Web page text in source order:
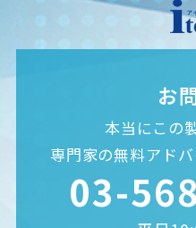
お
本当にこの
専門家の無料アドバ
03-